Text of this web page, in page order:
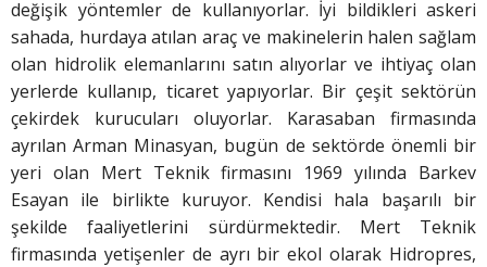
değişik yöntemler de kullanıyorlar. İyi bildikleri askeri
sahada, hurdaya atılan araç ve makinelerin halen sağlam
olan hidrolik elemanlarını satın alıyorlar ve ihtiyaç olan
yerlerde kullanıp, ticaret yapıyorlar. Bir çeşit sektörün
çekirdek kurucuları oluyorlar. Karasaban firmasında
ayrılan Arman Minasyan, bugün de sektörde önemli bir
yeri olan Mert Teknik firmasını 1969 yılında Barkev
Esayan ile birlikte kuruyor. Kendisi hala başarılı bir
şekilde faaliyetlerini sürdürmektedir. Mert Teknik
firmasında yetişenler de ayrı bir ekol olarak Hidropres,